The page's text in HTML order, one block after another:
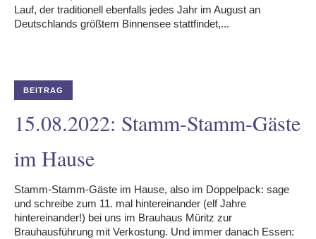
Lauf, der traditionell ebenfalls jedes Jahr im August an
Deutschlands größtem Binnensee stattfindet,...
BEITRAG
15.08.2022: Stamm-Stamm-Gäste
im Hause
Stamm-Stamm-Gäste im Hause, also im Doppelpack: sage
und schreibe zum 11. mal hintereinander (elf Jahre
hintereinander!) bei uns im Brauhaus Müritz zur
Brauhausführung mit Verkostung. Und immer danach Essen: